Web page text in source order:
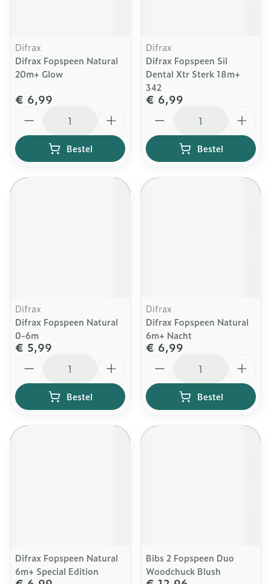
Difrax
Difrax Fopspeen Natural
20m+ Glow
€ 6,99
Bestel
Difrax
Difrax Fopspeen Sil
Dental Xtr Sterk 18m+
342
€ 6,99
Bestel
Difrax
Difrax Fopspeen Natural
0-6m
€ 5,99
Bestel
Difrax
Difrax Fopspeen Natural
6m+ Nacht
€ 6,99
Bestel
Difrax Fopspeen Natural
6m+ Special Edition
Bibs 2 Fopspeen Duo
Woodchuck Blush